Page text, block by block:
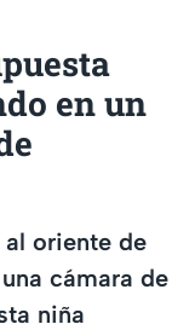
en un
oriente de
cámara de
niña